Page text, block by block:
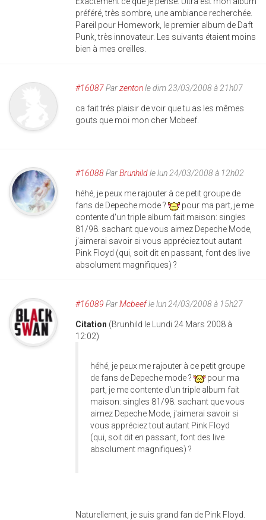
préféré, très sombre, une ambiance recherchée.
Pareil pour Homework, le premier album de Daft
Punk, très innovateur. Les suivants étaient moins
bien à mes oreilles.
#16087Parzentonle dim 23/03/2008 à 21h07
ca fait trés plaisir de voir que tu as les mêmes
gouts que moi mon cher Mcbeef.
#16088ParBrunhildle lun 24/03/2008 à 12h02
héhé, je peux me rajouter à ce petit groupe de
fans de Depeche mode ?
pour ma part, je me
contente d'un triple album fait maison: singles
81/98. sachant que vous aimez Depeche Mode,
j'aimerai savoir si vous appréciez tout autant
Pink Floyd (qui, soit dit en passant, font des live
absolument magnifiques) ?
#16089 ParMcbeefle lun 24/03/2008 à 15h27
Citation (Brunhild le Lundi 24 Mars 2008 à
12:02)
héhé, je peux me rajouter à ce petit groupe
de fans de Depeche mode ?
pour ma
part, je me contente d'un triple album fait
maison: singles 81/98. sachant que vous
aimez Depeche Mode, j'aimerai savoir si
vous appréciez tout autant Pink Floyd
(qui, soit dit en passant, font des live
absolument magnifiques) ?
Naturellement, je suis grand fan de Pink Floyd.